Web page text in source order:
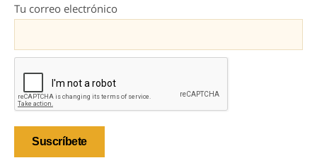
Tu correo electrónico